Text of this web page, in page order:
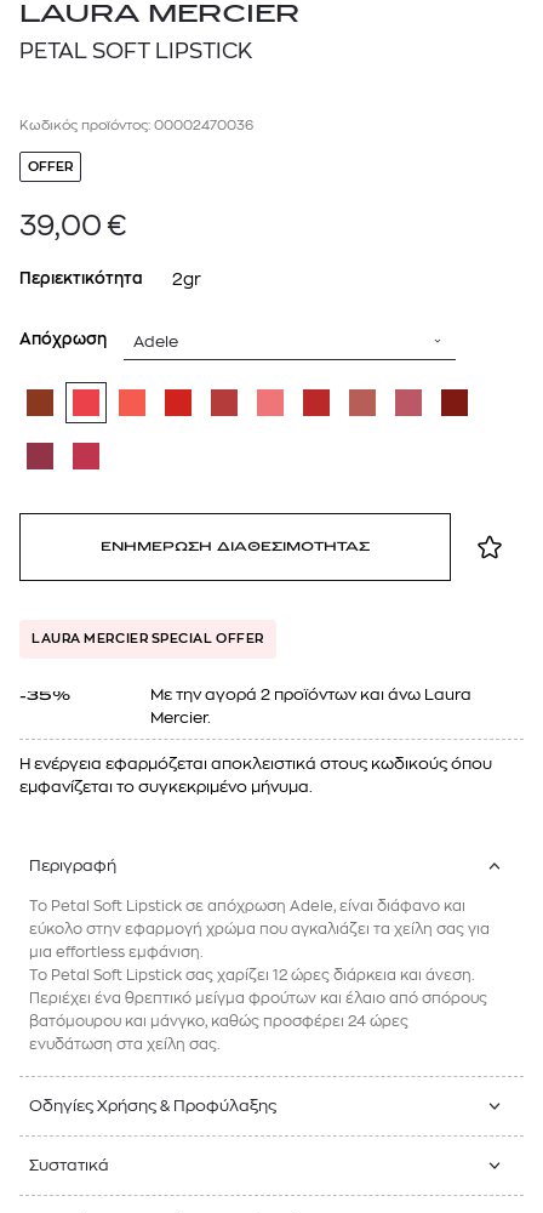
LAURA MERCIER
PETAL SOFT LIPSTICK
Κωδικός προϊόντος: 00002470036
OFFER
39,00 €
Περιεκτικότητα 2gr
Απόχρωση Adele
ΕΝΗΜΕΡΩΣΗ ΔΙΑΘΕΣΙΜΟΤΗΤΑΣ
LAURA MERCIER SPECIAL OFFER
-35%
Mε την αγορά 2 προϊόντων και άνω Laura
Mercier.
Η ενέργεια εφαρμόζεται αποκλειστικά στους κωδικούς όπου
εμφανίζεται το συγκεκριμένο μήνυμα.
Περιγραφή
Το Petal Soft Lipstick σε απόχρωση Adele, είναι διάφανο και
εύκολο στην εφαρμογή χρώμα που αγκαλιάζει τα χείλη σας για
μια effortless εμφάνιση.
Το Petal Soft Lipstick σας χαρίζει 12 ώρες διάρκεια και άνεση.
Περιέχει ένα θρεπτικό μείγμα φρούτων και έλαιο από σπόρους
βατόμουρου και μάνγκο, καθώς προσφέρει 24 ώρες
ενυδάτωση στα χείλη σας.
Οδηγίες Χρήσης & Προφύλαξης
Συστατικά